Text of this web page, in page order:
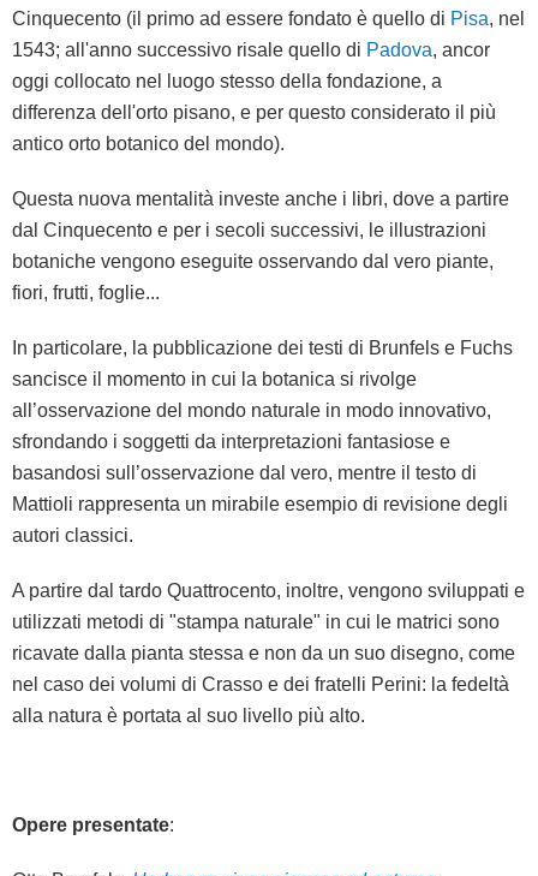
Cinquecento (il primo ad essere fondato è quello di Pisa, nel
1543; all'anno successivo risale quello di Padova, ancor
oggi collocato nel luogo stesso della fondazione, a
differenza dell'orto pisano, e per questo considerato il più
antico orto botanico del mondo).
Questa nuova mentalità investe anche i libri, dove a partire
dal Cinquecento e per i secoli successivi, le illustrazioni
botaniche vengono eseguite osservando dal vero piante,
fiori, frutti, foglie...
In particolare, la pubblicazione dei testi di Brunfels e Fuchs
sancisce il momento in cui la botanica si rivolge
all’osservazione del mondo naturale in modo innovativo,
sfrondando i soggetti da interpretazioni fantasiose e
basandosi sull’osservazione dal vero, mentre il testo di
Mattioli rappresenta un mirabile esempio di revisione degli
autori classici.
A partire dal tardo Quattrocento, inoltre, vengono sviluppati e
utilizzati metodi di "stampa naturale" in cui le matrici sono
ricavate dalla pianta stessa e non da un suo disegno, come
nel caso dei volumi di Crasso e dei fratelli Perini: la fedeltà
alla natura è portata al suo livello più alto.
Opere presentate: